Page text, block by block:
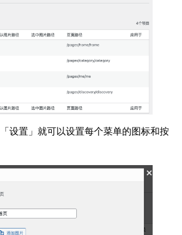
设置」就可以设置每个菜单的图标和按